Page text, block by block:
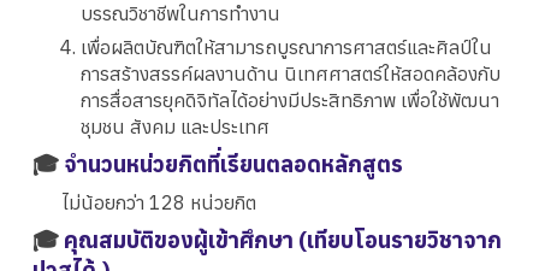
บรรณวิชาชีพในการทำงาน
เพื่อผลิตบัณฑิตให้สามารถบูรณาการศาสตร์และศิลป์ใน
การสร้างสรรค์ผลงานด้าน นิเทศศาสตร์ให้สอดคล้องกับ
การสื่อสารยุคดิจิทัลได้อย่างมีประสิทธิภาพ เพื่อใช้พัฒนา
ชุมชน สังคม และประเทศ
🎓 จำนวนหน่วยกิตที่เรียนตลอดหลักสูตร
ไม่น้อยกว่า 128 หน่วยกิต
🎓 คุณสมบัติของผู้เข้าศึกษา (เทียบโอนรายวิชาจาก